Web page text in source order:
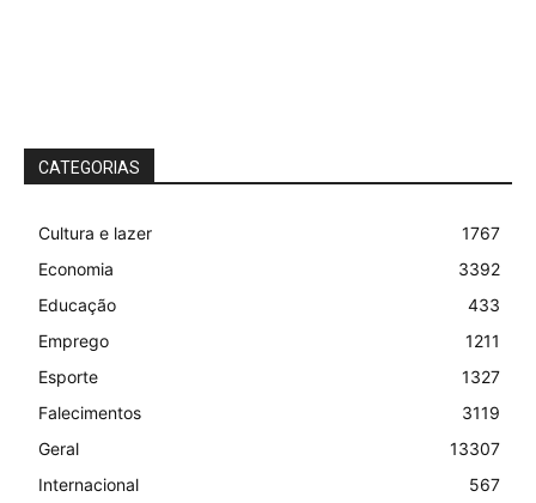
CATEGORIAS
Cultura e lazer
1767
Economia
3392
Educação
433
Emprego
1211
Esporte
1327
Falecimentos
3119
Geral
13307
Internacional
567